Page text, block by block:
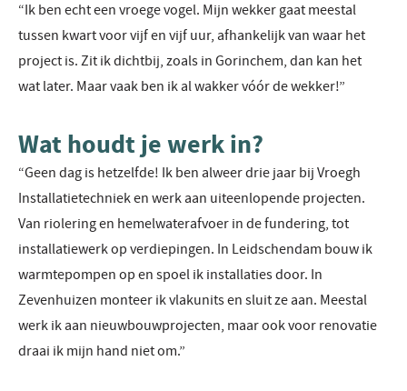
“Ik ben echt een vroege vogel. Mijn wekker gaat meestal
tussen kwart voor vijf en vijf uur, afhankelijk van waar het
project is. Zit ik dichtbij, zoals in Gorinchem, dan kan het
wat later. Maar vaak ben ik al wakker vóór de wekker!”
Wat houdt je werk in?
“Geen dag is hetzelfde! Ik ben alweer drie jaar bij Vroegh
Installatietechniek en werk aan uiteenlopende projecten.
Van riolering en hemelwaterafvoer in de fundering, tot
installatiewerk op verdiepingen. In Leidschendam bouw ik
warmtepompen op en spoel ik installaties door. In
Zevenhuizen monteer ik vlakunits en sluit ze aan. Meestal
werk ik aan nieuwbouwprojecten, maar ook voor renovatie
draai ik mijn hand niet om.”